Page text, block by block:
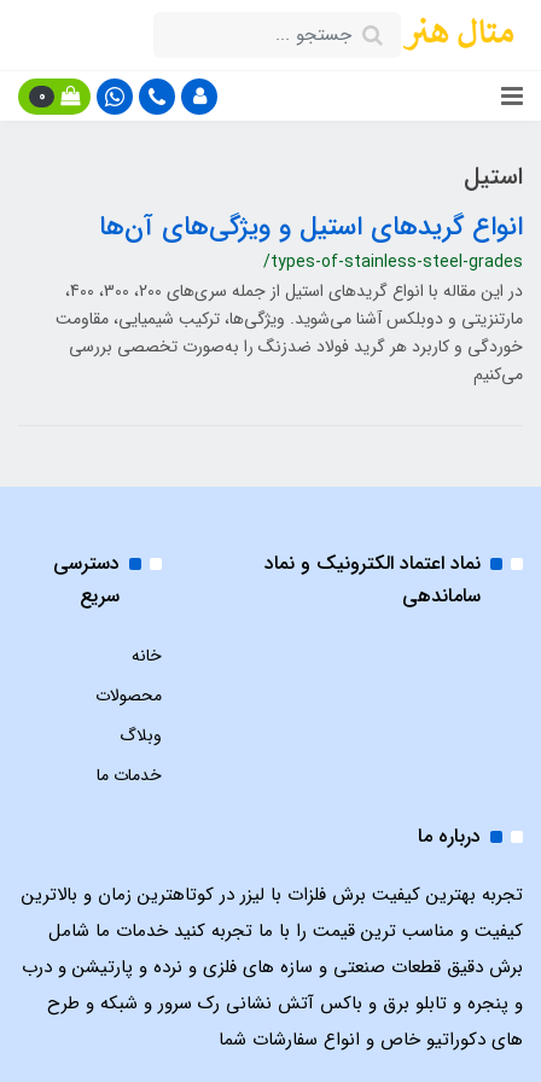
0
استیل
انواع گریدهای استیل و ویژگی‌های آن‌ها
/types-of-stainless-steel-grades
در این مقاله با انواع گریدهای استیل از جمله سری‌های 200، 300، 400،
مارتنزیتی و دوبلکس آشنا می‌شوید. ویژگی‌ها، ترکیب شیمیایی، مقاومت
خوردگی و کاربرد هر گرید فولاد ضدزنگ را به‌صورت تخصصی بررسی
می‌کنیم
نماد اعتماد الکترونیک و نماد
ساماندهی
دسترسی
سریع
خانه
محصولات
وبلاگ
خدمات ما
درباره ما
تجربه بهترین کیفیت برش فلزات با لیزر در کوتاهترین زمان و بالاترین
کیفیت و مناسب ترین قیمت را با ما تجربه کنید خدمات ما شامل
برش دقیق قطعات صنعتی و سازه های فلزی و نرده و پارتیشن و درب
و پنجره و تابلو برق و باکس آتش نشانی رک سرور و شبکه و طرح
های دکوراتیو خاص و انواع سفارشات شما